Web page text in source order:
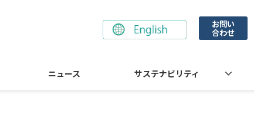
お問い
合わせ
ニュース サステナビリティ